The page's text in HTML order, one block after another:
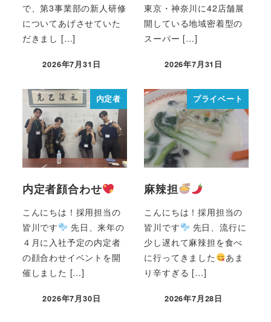
で、第3事業部の新人研修
についてあげさせていた
だきまし […]
2026年7月31日
東京・神奈川に42店舗展
開している地域密着型の
スーパー […]
2026年7月31日
内定者
内定者顔合わせ
こんにちは！採用担当の
皆川です
先日、来年の
４月に入社予定の内定者
の顔合わせイベントを開
催しました […]
2026年7月30日
プライベート
麻辣担
こんにちは！採用担当の
皆川です
先日、流行に
少し遅れて麻辣担を食べ
に行ってきました
あま
り辛すぎる […]
2026年7月28日